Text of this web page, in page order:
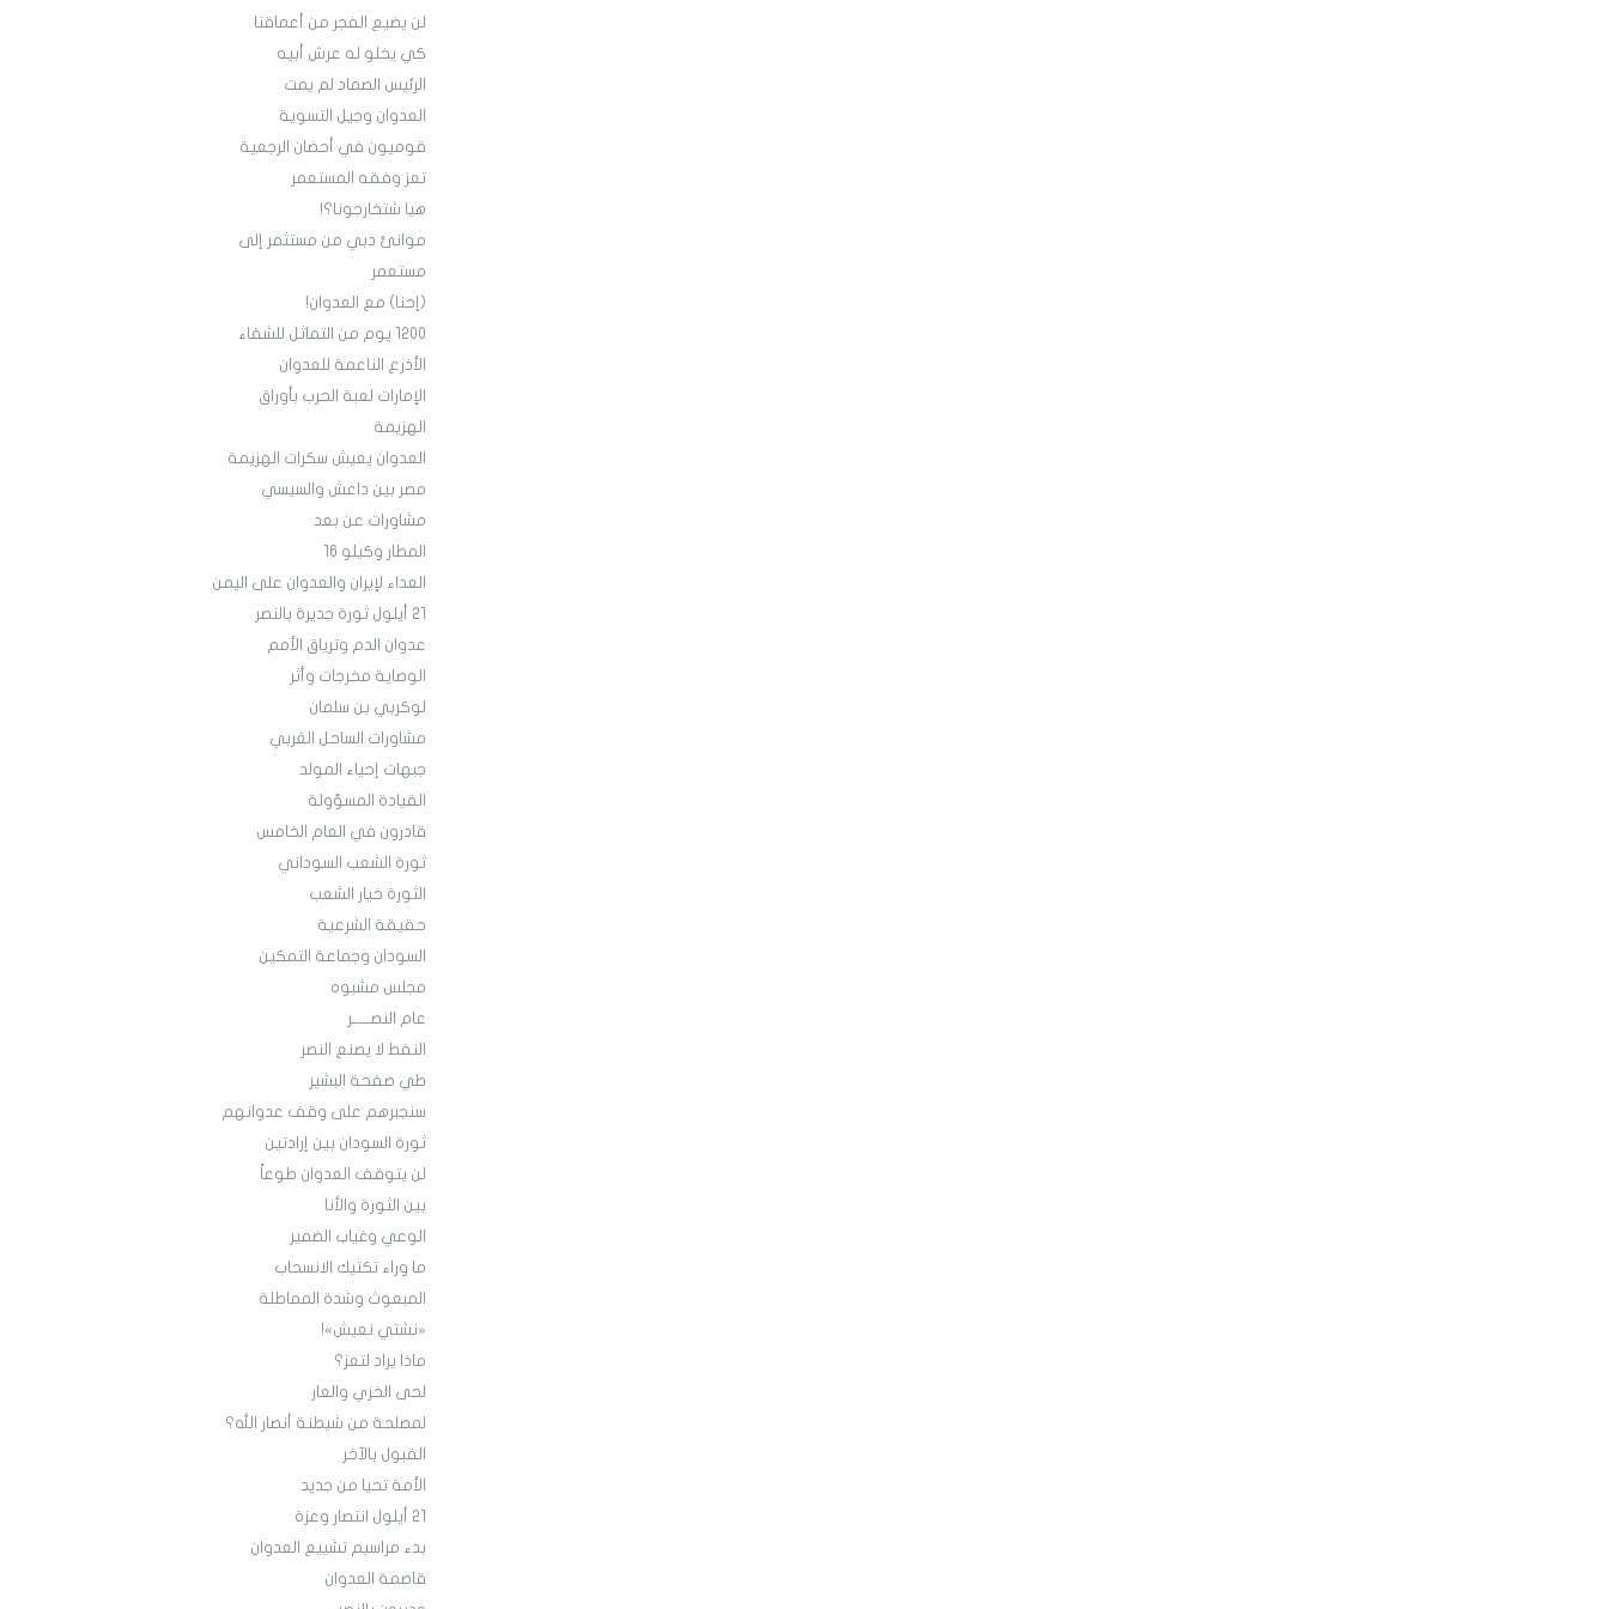
لن يضيع الفجر من أعماقنا
كي يخلو له عرش أبيه
الرئيس الصماد لم يمت
العدوان وجيل التسوية
قوميون في أحضان الرجعية
تعز وفقه المستعمر
هيا شتخارجونا؟!
موانئ دبي من مستثمر إلى
مستعمر
(إحنا) مع العدوان!
1200 يوم من التماثل للشفاء
الأذرع الناعمة للعدوان
الإمارات لعبة الحرب بأوراق
الهزيمة
العدوان يعيش سكرات الهزيمة
مصر بين داعش والسيسي
مشاورات عن بعد
المطار وكيلو 16
العداء لإيران والعدوان على اليمن
21 أيلول ثورة جديرة بالنصر
عدوان الدم وترياق الأمم
الوصاية مخرجات وأثر
لوكربي بن سلمان
مشاورات الساحل الغربي
جبهات إحياء المولد
القيادة المسؤولة
قادرون في العام الخامس
ثورة الشعب السوداني
الثورة خيار الشعب
حقيقة الشرعية
السودان وجماعة التمكين
مجلس مشبوه
عام النصـــــر
النفط لا يصنع النصر
طي صفحة البشير
سنجبرهم على وقف عدوانهم
ثورة السودان بين إرادتين
لن يتوقف العدوان طوعاً
بين الثورة والأنا
الوعي وغياب الضمير
ما وراء تكتيك الانسحاب
المبعوث وشدة المماطلة
«نشتي نعيش»!
ماذا يراد لتعز؟
لحى الخزي والعار
لمصلحة من شيطنة أنصار الله؟
القبول بالآخر
الأمة تحيا من جديد
21 أيلول انتصار وعزة
بدء مراسيم تشييع العدوان
قاصمة العدوان